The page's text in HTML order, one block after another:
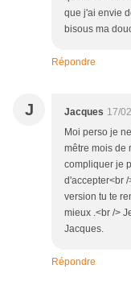
que j'ai envie
bisous ma
Répondre
J Jacques 17/
Moi perso je
mêtre mois de
compliquer je
d'accepter<br /
version tu te
mieux .<br />
Jacques.
Répondre